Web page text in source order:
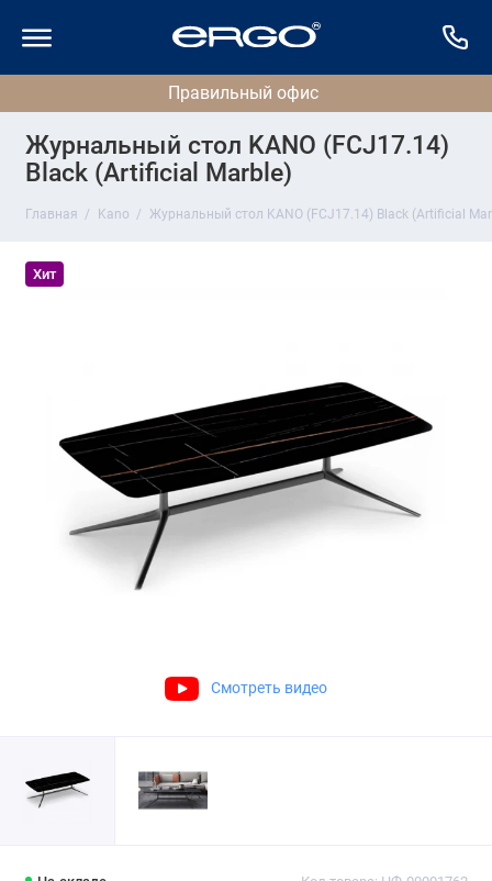
Журнальный стол KANO (FCJ17.14)
Black (Artificial Marble)
Главная Kano Журнальный стол KANO (FCJ17.14) Black (Artificial
Хит
Смотреть видео